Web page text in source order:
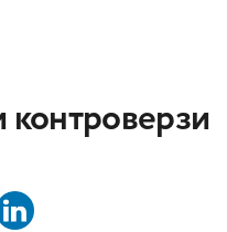
контроверзи